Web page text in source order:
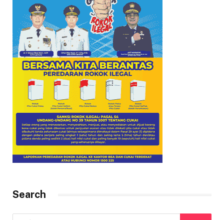
Search